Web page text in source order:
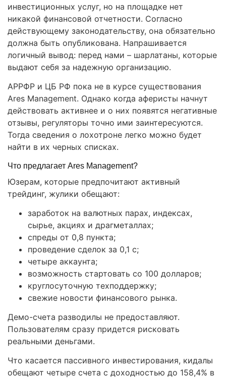
инвестиционных услуг, но на площадке нет
никакой финансовой отчетности. Согласно
действующему законодательству, она обязательно
должна быть опубликована. Напрашивается
логичный вывод: перед нами – шарлатаны, которые
выдают себя за надежную организацию.
АРРФР и ЦБ РФ пока не в курсе существования
Ares Management. Однако когда аферисты начнут
действовать активнее и о них появятся негативные
отзывы, регуляторы точно ими заинтересуются.
Тогда сведения о лохотроне легко можно будет
найти в их черных списках.
Что предлагает Ares Management?
Юзерам, которые предпочитают активный
трейдинг, жулики обещают:
заработок на валютных парах, индексах,
сырье, акциях и драгметаллах;
спреды от 0,8 пункта;
проведение сделок за 0,1 с;
четыре аккаунта;
возможность стартовать со 100 долларов;
круглосуточную техподдержку;
свежие новости финансового рынка.
Демо-счета разводилы не предоставляют.
Пользователям сразу придется рисковать
реальными деньгами.
Что касается пассивного инвестирования, кидалы
обещают четыре счета с доходностью до 158,4% в